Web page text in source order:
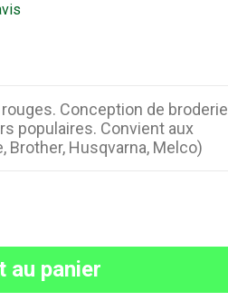
Conception de broderie
populaires. Convient aux
Brother, Husqvarna, Melco)
au panier